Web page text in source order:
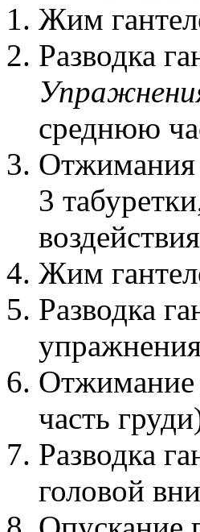
Жим
Разводка
среднюю
Отжимания
3
Жим
Разводка
Отжимание
часть
Разводка
головой